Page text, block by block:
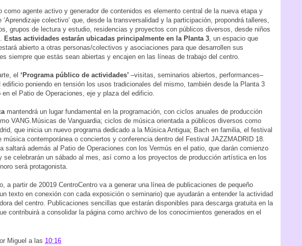
como agente activo y generador de contenidos es elemento central de la nueva etapa y
‘Aprendizaje colectivo’ que, desde la transversalidad y la participación, propondrá talleres,
grupos de lectura y estudio, residencias y proyectos con públicos diversos, desde niños
Estas actividades estarán ubicadas principalmente en la Planta 3 , un espacio que
abierto a otras personas/colectivos y asociaciones para que desarrollen sus
siempre que estás sean abiertas y encajen en las líneas de trabajo del centro.
el ‘Programa público de actividades’ –visitas, seminarios abiertos, performances–
edificio poniendo en tensión los usos tradicionales del mismo, también desde la Planta 3
el Patio de Operaciones, eje y plaza del edificio.
mantendrá un lugar fundamental en la programación, con ciclos anuales de producción
VANG.Músicas de Vanguardia; ciclos de música orientada a públicos diversos como
que inicia un nuevo programa dedicado a la Música Antigua; Bach en familia, el festival
música contemporánea o conciertos y conferencia dentro del Festival JAZZMADRID 18.
saltará además al Patio de Operaciones con los Vermús en el patio, que darán comienzo
se celebrarán un sábado al mes, así como a los proyectos de producción artística en los
será protagonista.
a partir de 20019 CentroCentro va a generar una línea de publicaciones de pequeño
texto en conexión con cada exposición o seminario) que ayudarán a entender la actividad
del centro. Publicaciones sencillas que estarán disponibles para descarga gratuita en la
contribuirá a consolidar la página como archivo de los conocimientos generados en el
Miguel a las 10:16